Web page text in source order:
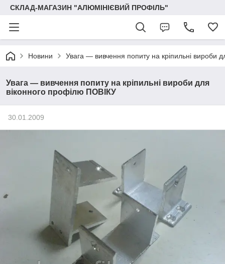
СКЛАД-МАГАЗИН "АЛЮМІНІЄВИЙ ПРОФІЛЬ"
Новини Увага — вивчення попиту на кріпильні вироби
Увага — вивчення попиту на кріпильні вироби для
віконного профілю ПОВІКУ
30.01.2009